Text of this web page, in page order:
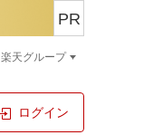
ログイン
PR
楽天グループ